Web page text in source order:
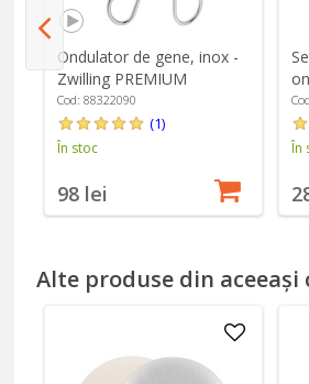
Ondulator de gene, inox -
Zwilling PREMIUM
Cod: 88322090
(1)
În stoc
98 lei
În
Alte produse din aceeași